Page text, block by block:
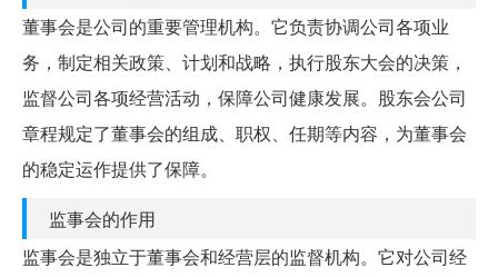
董事会是公司的重要管理机构。它负责协调公司各项业
务，制定相关政策、计划和战略，执行股东大会的决策，
监督公司各项经营活动，保障公司健康发展。股东会公司
章程规定了董事会的组成、职权、任期等内容，为董事会
的稳定运作提供了保障。
监事会的作用
监事会是独立于董事会和经营层的监督机构。它对公司经